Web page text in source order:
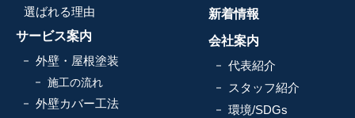
選ばれる理由
サービス案内
外壁・屋根塗装
施工の流れ
外壁カバー工法
新着情報
会社案内
代表紹介
スタッフ紹介
環境/SDGs